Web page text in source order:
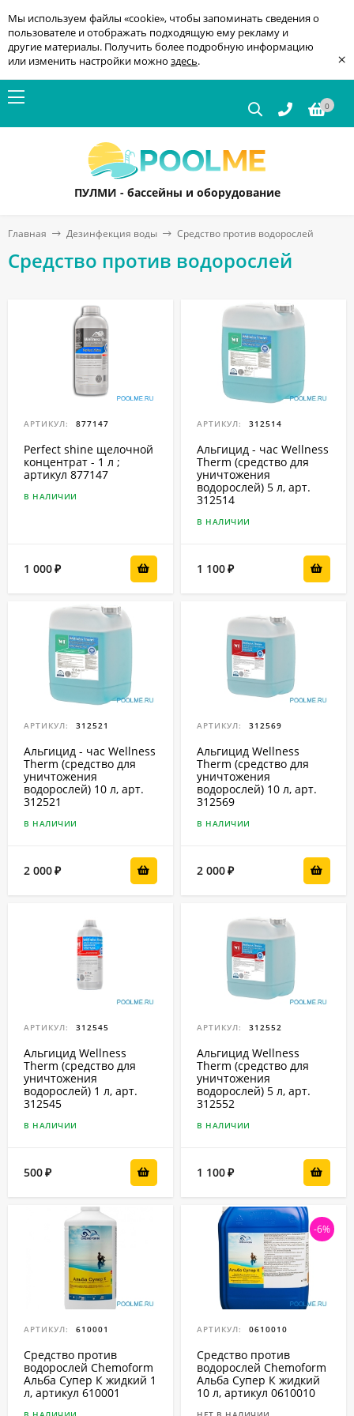
Мы используем файлы «cookie», чтобы запоминать сведения о
пользователе и отображать подходящую ему рекламу и
другие материалы. Получить более подробную информацию
или изменить настройки можно здесь. ×
0
ПУЛМИ - бассейны и оборудование
Главная Дезинфекция воды Средство против водорослей
Средство против водорослей
АРТИКУЛ: 877147
Perfect shine щелочной
концентрат - 1 л ;
артикул 877147
В НАЛИЧИИ
1 000₽
АРТИКУЛ: 312514
Альгицид - час Wellness
Therm (средство для
уничтожения
водорослей) 5 л, арт.
312514
В НАЛИЧИИ
1 100₽
АРТИКУЛ: 312521
Альгицид - час Wellness
Therm (средство для
уничтожения
водорослей) 10 л, арт.
312521
В НАЛИЧИИ
2 000₽
АРТИКУЛ: 312569
Альгицид Wellness
Therm (средство для
уничтожения
водорослей) 10 л, арт.
312569
В НАЛИЧИИ
2 000₽
АРТИКУЛ: 312545
Альгицид Wellness
Therm (средство для
уничтожения
водорослей) 1 л, арт.
312545
В НАЛИЧИИ
500₽
АРТИКУЛ: 312552
Альгицид Wellness
Therm (средство для
уничтожения
водорослей) 5 л, арт.
312552
В НАЛИЧИИ
1 100₽
АРТИКУЛ: 610001
Средство против
водорослей Chemoform
Альба Cупер К жидкий 1
л, артикул 610001
-6%
АРТИКУЛ: 0610010
Средство против
водорослей Chemoform
Альба Cупер К жидкий
10 л, артикул 0610010